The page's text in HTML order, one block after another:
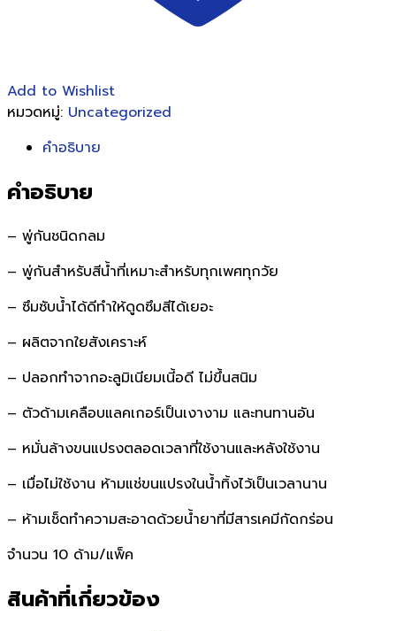
Add to Wishlist
หมวดหมู่: Uncategorized
คำอธิบาย
คำอธิบาย
– พู่กันชนิดกลม
– พู่กันสำหรับสีน้ำที่เหมาะสำหรับทุกเพศทุกวัย
– ซึมซับน้ำได้ดีทำให้ดูดซึมสีได้เยอะ
– ผลิตจากใยสังเคราะห์
– ปลอกทำจากอะลูมิเนียมเนี้อดี ไม่ขึ้นสนิม
– ตัวด้ามเคลือบแลคเกอร์เป็นเงางาม และทนทานอัน
– หมั่นล้างขนแปรงตลอดเวลาที่ใช้งานและหลังใช้งาน
– เมื่อไม่ใช้งาน ห้ามแช่ขนแปรงในน้ำทิ้งไว้เป็นเวลานาน
– ห้ามเช็ดทำความสะอาดด้วยน้ำยาที่มีสารเคมีกัดกร่อน
จำนวน 10 ด้าม/แพ็ค
สินค้าที่เกี่ยวข้อง